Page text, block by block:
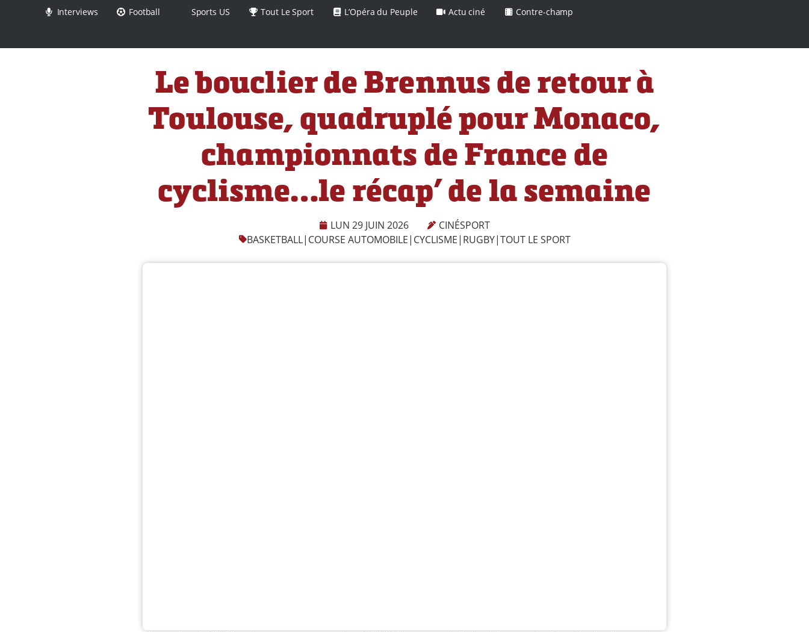
Interviews Football Sports US Tout Le Sport L’Opéra du Peuple Actu ciné Contre-champ
Le bouclier de Brennus de retour à
Toulouse, quadruplé pour Monaco,
championnats de France de
cyclisme…le récap’ de la semaine
LUN 29 JUIN 2026
CINÉSPORT
BASKETBALL| COURSE AUTOMOBILE| CYCLISME| RUGBY|TOUT LE SPORT